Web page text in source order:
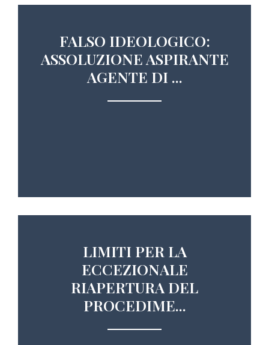
FALSO IDEOLOGICO:
ASSOLUZIONE ASPIRANTE
AGENTE DI ...
LIMITI PER LA
ECCEZIONALE
RIAPERTURA DEL
PROCEDIME...